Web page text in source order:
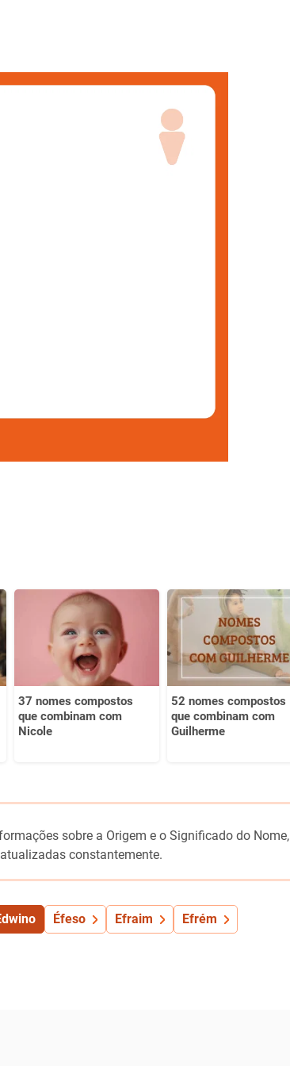
37 nomes compostos
que combinam com
Nicole
52 nomes compostos
que combinam com
Guilherme
sobre a Origem e o Significado do Nome,
constantemente.
Éfeso Efraim Efrém